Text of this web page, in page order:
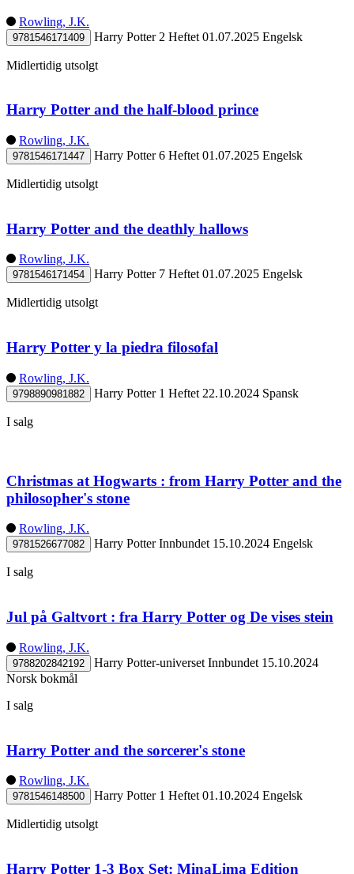
Rowling, J.K.
9781546171409 Harry Potter 2 Heftet 01.07.2025 Engelsk
Midlertidig utsolgt
Harry Potter and the half-blood prince
Rowling, J.K.
9781546171447 Harry Potter 6 Heftet 01.07.2025 Engelsk
Midlertidig utsolgt
Harry Potter and the deathly hallows
Rowling, J.K.
9781546171454 Harry Potter 7 Heftet 01.07.2025 Engelsk
Midlertidig utsolgt
Harry Potter y la piedra filosofal
Rowling, J.K.
9798890981882 Harry Potter 1 Heftet 22.10.2024 Spansk
I salg
Christmas at Hogwarts : from Harry Potter and the
philosopher's stone
Rowling, J.K.
9781526677082 Harry Potter Innbundet 15.10.2024 Engelsk
I salg
Jul på Galtvort : fra Harry Potter og De vises stein
Rowling, J.K.
9788202842192 Harry Potter-universet Innbundet 15.10.2024
Norsk bokmål
I salg
Harry Potter and the sorcerer's stone
Rowling, J.K.
9781546148500 Harry Potter 1 Heftet 01.10.2024 Engelsk
Midlertidig utsolgt
Harry Potter 1-3 Box Set: MinaLima Edition